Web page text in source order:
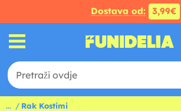
Dostava od: 3,99€
... Rak Kostimi